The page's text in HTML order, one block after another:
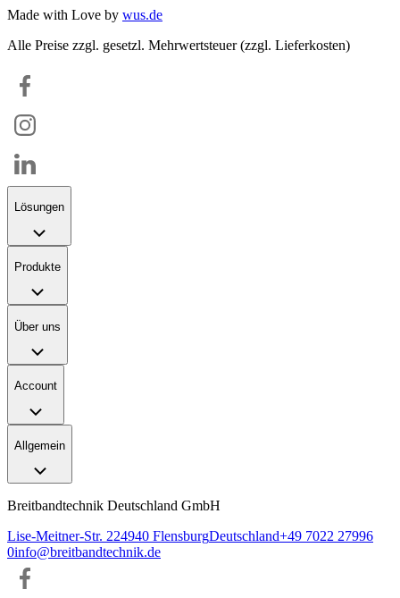
Made with Love by wus.de
Alle Preise zzgl. gesetzl. Mehrwertsteuer (zzgl. Lieferkosten)
Lösungen
Produkte
Über uns
Account
Allgemein
Breitbandtechnik Deutschland GmbH
Lise-Meitner-Str. 224940 FlensburgDeutschland+49 7022 27996
0info@breitbandtechnik.de